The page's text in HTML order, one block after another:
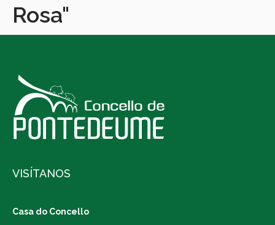
Rosa"
VISÍTANOS
Casa do Concello